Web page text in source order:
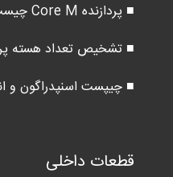
■ پردازنده Core M چیست ؟
■ تشخیص تعداد هسته
■ چیپست اسنپدراگون و
قطعات داخلی